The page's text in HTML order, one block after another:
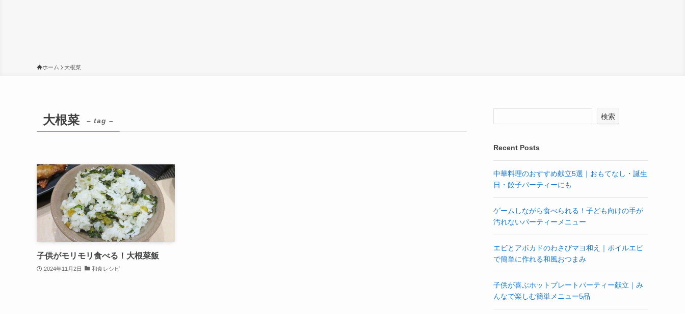
ホーム 大根菜
大根菜 – tag –
子供がモリモリ食べる！大根菜飯
2024年11月2日 和食レシピ
検索
Recent Posts
中華料理のおすすめ献立5選｜おもてなし・誕生
日・餃子パーティーにも
ゲームしながら食べられる！子ども向けの手が
汚れないパーティーメニュー
エビとアボカドのわさびマヨ和え｜ボイルエビ
で簡単に作れる和風おつまみ
子供が喜ぶホットプレートパーティー献立｜み
んなで楽しむ簡単メニュー5品